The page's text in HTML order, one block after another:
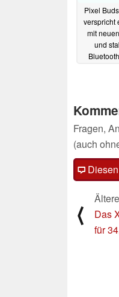
Pixel
verspricht
mit
und
Bluetooth
Fragen,
(auch
⟨
Das
für